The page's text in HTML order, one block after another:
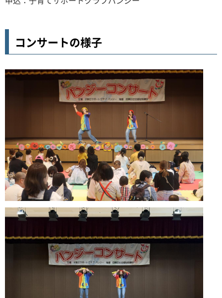
コンサートの様子